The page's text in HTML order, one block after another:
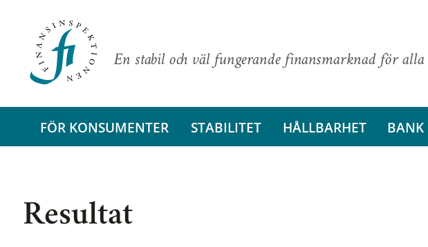
En stabil och väl fungerande finansmarknad för alla
FÖR KONSUMENTER STABILITET HÅLLBARHET BANK
Resultat